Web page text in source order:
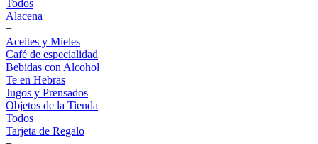
Todos
Alacena
+
Aceites y Mieles
Café de especialidad
Bebidas con Alcohol
Te en Hebras
Jugos y Prensados
Objetos de la Tienda
Todos
Tarjeta de Regalo